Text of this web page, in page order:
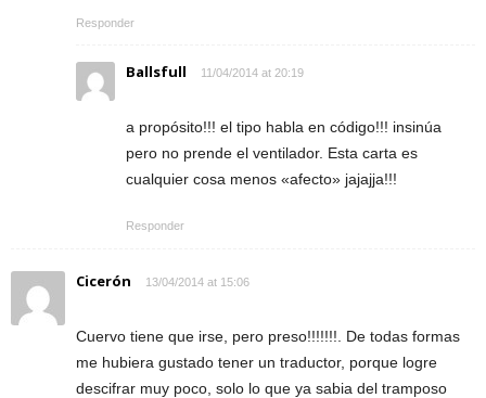
Responder
Ballsfull 11/04/2014 at 20:19
a propósito!!! el tipo habla en código!!! insinúa
pero no prende el ventilador. Esta carta es
cualquier cosa menos «afecto» jajajja!!!
Responder
Cicerón 13/04/2014 at 15:06
Cuervo tiene que irse, pero preso!!!!!!!. De todas formas
me hubiera gustado tener un traductor, porque logre
descifrar muy poco, solo lo que ya sabia del tramposo